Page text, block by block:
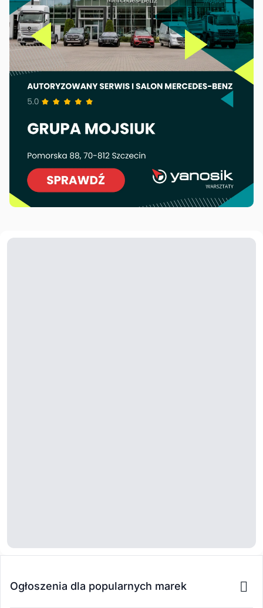
Ogłoszenia dla popularnych marek